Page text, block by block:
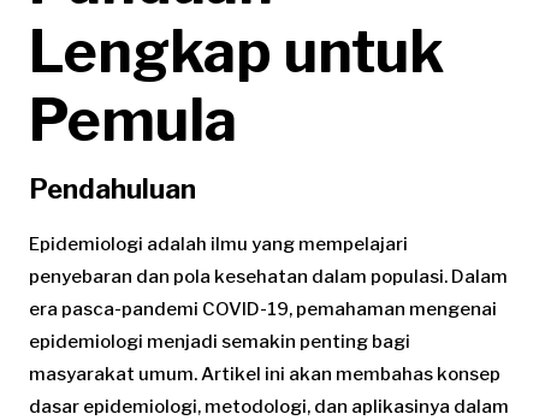
Lengkap untuk
Pemula
Pendahuluan
Epidemiologi adalah ilmu yang mempelajari
penyebaran dan pola kesehatan dalam populasi. Dalam
era pasca-pandemi COVID-19, pemahaman mengenai
epidemiologi menjadi semakin penting bagi
masyarakat umum. Artikel ini akan membahas konsep
dasar epidemiologi, metodologi, dan aplikasinya dalam